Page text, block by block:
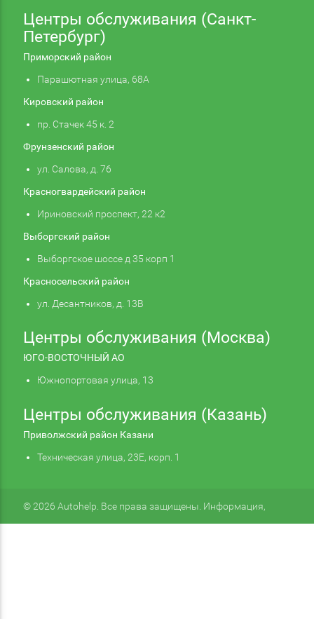
Центры обслуживания (Санкт-
Петербург)
Приморский район
Парашютная улица, 68А
Кировский район
пр. Стачек 45 к. 2
Фрунзенский район
ул. Салова, д. 76
Красногвардейский район
Ириновский проспект, 22 к2
Выборгский район
Выборгское шоссе д 35 корп 1
Красносельский район
ул. Десантников, д. 13В
Центры обслуживания (Москва)
ЮГО-ВОСТОЧНЫЙ АО
Южнопортовая улица, 13
Центры обслуживания (Казань)
Приволжский район Казани
Техническая улица, 23Е, корп. 1
© 2026 Autohelp. Все права защищены. Информация,